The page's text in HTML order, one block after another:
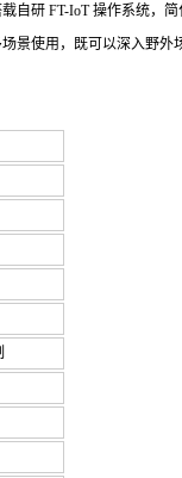
研 FT-IoT 操作系统
使用，既可以深入野